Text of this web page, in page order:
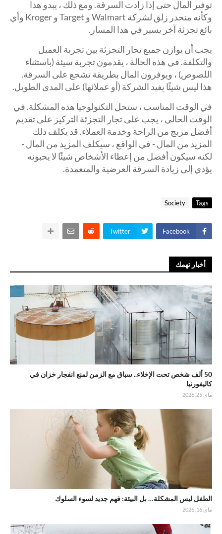
توفير المال حتى إذا زادت السرقة. ومع ذلك ، يبدو هذا
وكأنه منحدر زلق لشركة Walmart و Target و Kroger وأي
بائع تجزئة آخر يسير في هذا المسار.
يجب أن يوازن جميع تجار التجزئة بين تجربة العميل
والتكلفة. في هذه الحالة ، يقدمون تجربة سيئة (باستثناء
اللصوص) ، ويوفرون المال بطريقة تشجع على السرقة.
هذا ليس شيئًا يفيد الشركة (أو عملائها) على المدى الطويل.
في الوقت المناسب ، ستحل التكنولوجيا هذه المشكلة. في
الوقت الحالي ، يجب على تجار التجزئة التركيز على تقديم
أفضل مزيج من الراحة وخدمة العملاء. قد يكلف ذلك
المزيد من المال - في الواقع ، سيكلف المزيد من المال -
لكنه سيكون أفضل من إعطاء الأشخاص شيئًا لا يحبونه
يؤدي إلى زيادة السرقة العرضية والمتعمدة.
Tags
Society
Facebook
Twitter
أخبار تهمك
50 ألف شخص تحت الإخلاء.. سباق مع الزمن لمنع انفجار خزان في
كاليفورنيا
ماي 25, 2026
الطفل ليس المشكلة… بل البيئة: فهم جديد لسوء السلوك
ماي 16, 2026